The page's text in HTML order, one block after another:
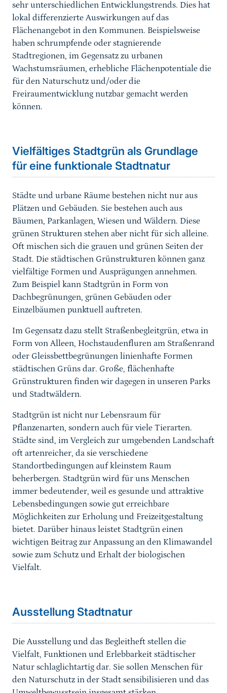
sehr unterschiedlichen Entwicklungstrends. Dies hat
lokal differenzierte Auswirkungen auf das
Flächenangebot in den Kommunen. Beispielsweise
haben schrumpfende oder stagnierende
Stadtregionen, im Gegensatz zu urbanen
Wachstumsräumen, erhebliche Flächenpotentiale die
für den Naturschutz und/oder die
Freiraumentwicklung nutzbar gemacht werden
können.
Vielfältiges Stadtgrün als Grundlage
für eine funktionale Stadtnatur
Städte und urbane Räume bestehen nicht nur aus
Plätzen und Gebäuden. Sie bestehen auch aus
Bäumen, Parkanlagen, Wiesen und Wäldern. Diese
grünen Strukturen stehen aber nicht für sich alleine.
Oft mischen sich die grauen und grünen Seiten der
Stadt. Die städtischen Grünstrukturen können ganz
vielfältige Formen und Ausprägungen annehmen.
Zum Beispiel kann Stadtgrün in Form von
Dachbegrünungen, grünen Gebäuden oder
Einzelbäumen punktuell auftreten.
Im Gegensatz dazu stellt Straßenbegleitgrün, etwa in
Form von Alleen, Hochstaudenfluren am Straßenrand
oder Gleissbettbegrünungen linienhafte Formen
städtischen Grüns dar. Große, flächenhafte
Grünstrukturen finden wir dagegen in unseren Parks
und Stadtwäldern.
Stadtgrün ist nicht nur Lebensraum für
Pflanzenarten, sondern auch für viele Tierarten.
Städte sind, im Vergleich zur umgebenden Landschaft
oft artenreicher, da sie verschiedene
Standortbedingungen auf kleinstem Raum
beherbergen. Stadtgrün wird für uns Menschen
immer bedeutender, weil es gesunde und attraktive
Lebensbedingungen sowie gut erreichbare
Möglichkeiten zur Erholung und Freizeitgestaltung
bietet. Darüber hinaus leistet Stadtgrün einen
wichtigen Beitrag zur Anpassung an den Klimawandel
sowie zum Schutz und Erhalt der biologischen
Vielfalt.
Ausstellung Stadtnatur
Die Ausstellung und das Begleitheft stellen die
Vielfalt, Funktionen und Erlebbarkeit städtischer
Natur schlaglichtartig dar. Sie sollen Menschen für
den Naturschutz in der Stadt sensibilisieren und das